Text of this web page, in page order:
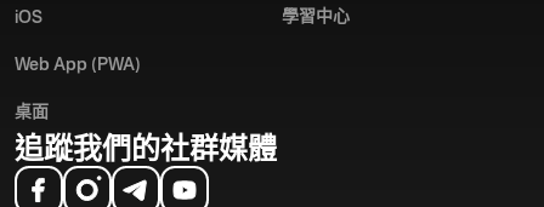
iOS
Web App (PWA)
桌面
學習中心
追蹤我們的社群媒體